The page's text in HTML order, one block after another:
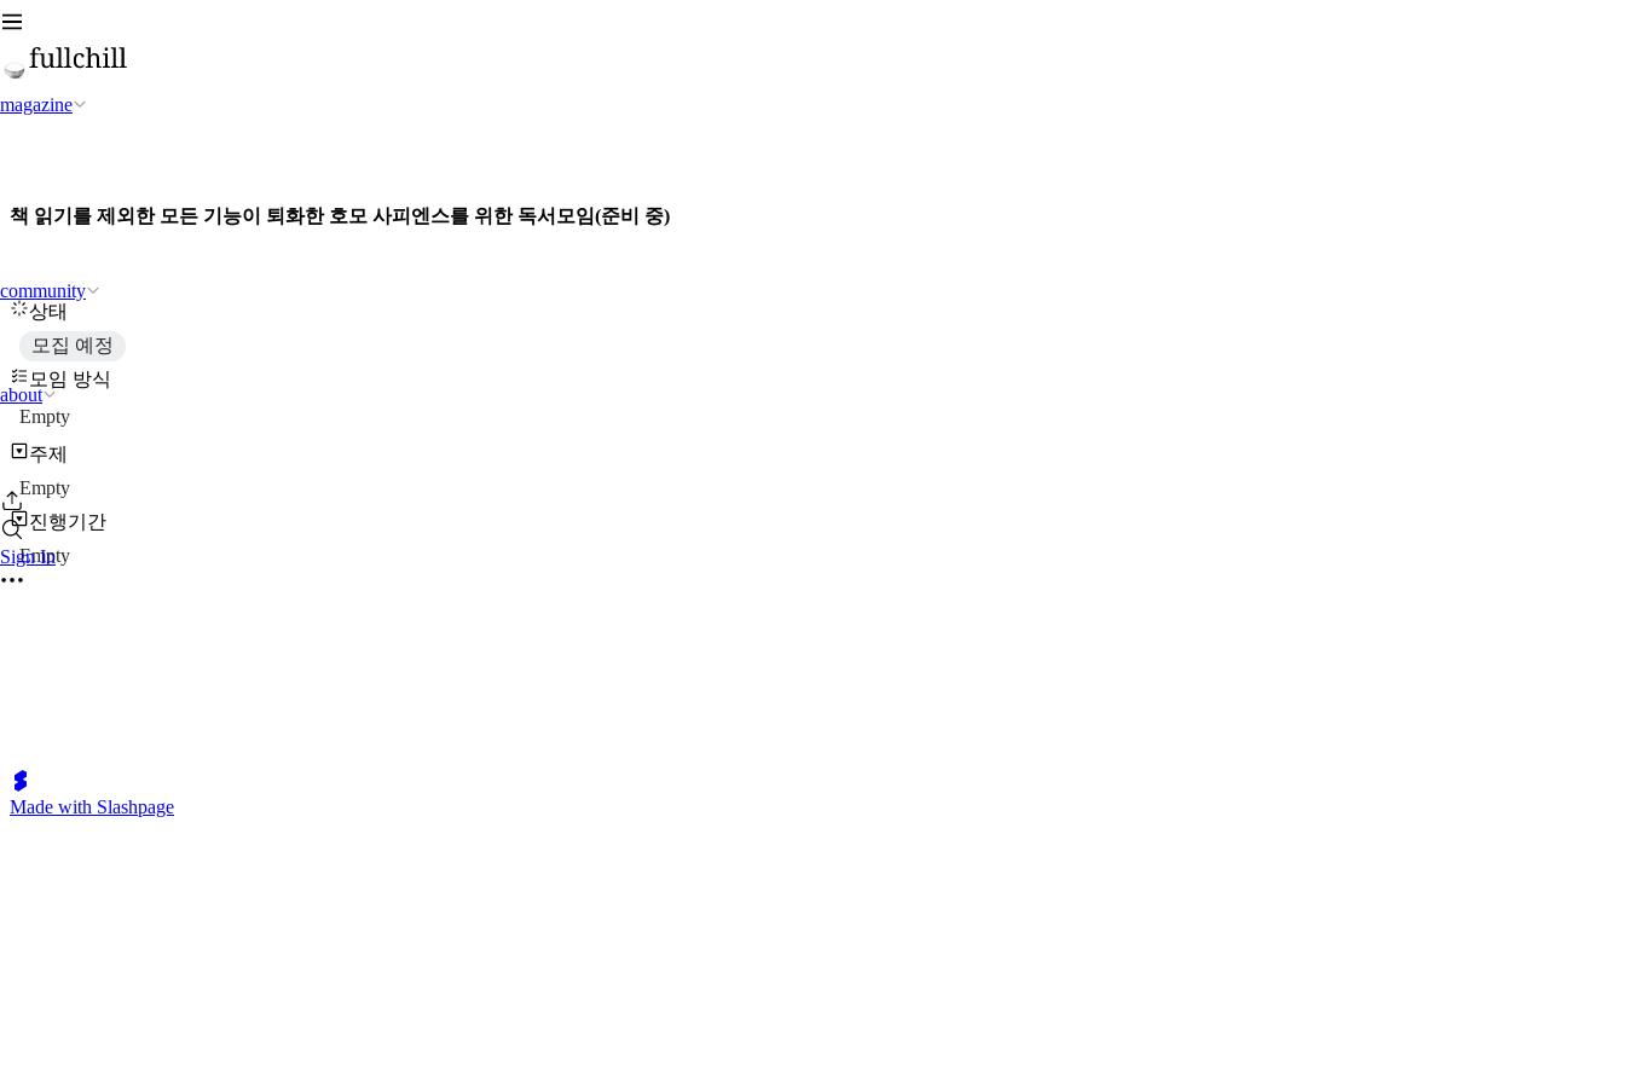
magazine
community
about
Sign In
책 읽기를 제외한 모든 기능이 퇴화한 호모 사피엔스를 위한 독서모임(준비 중)
상태
모집 예정
모임 방식
Empty
주제
Empty
진행기간
Empty
Made with Slashpage